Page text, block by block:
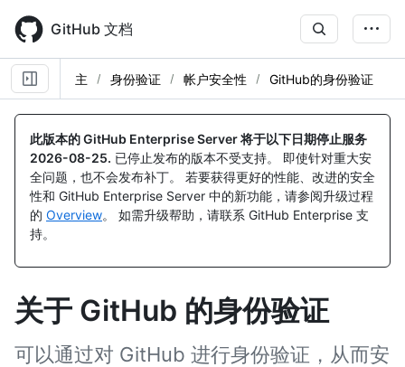
main
content
GitHub 文档
主 身份验证 帐户安全性 GitHub的身份验证
此版本的 GitHub Enterprise Server 将于以下日期停止服务
2026-08-25. 已停止发布的版本不受支持。 即使针对重大安
全问题，也不会发布补丁。 若要获得更好的性能、改进的安全
性和 GitHub Enterprise Server 中的新功能，请参阅升级过程
的 Overview。 如需升级帮助，请联系 GitHub Enterprise 支
持。
关于 GitHub 的身份验证
可以通过对 GitHub 进行身份验证，从而安